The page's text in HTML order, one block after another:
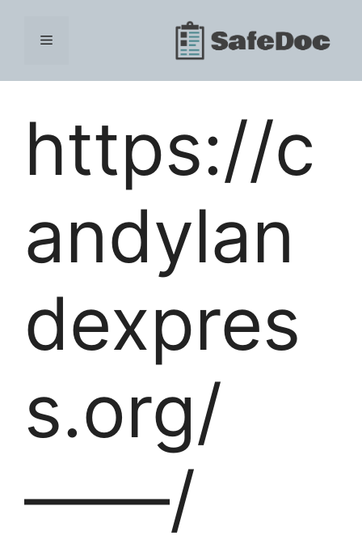
content
Menu
https://c
andylan
dexpres
s.org/
——/